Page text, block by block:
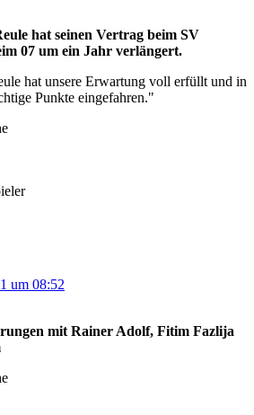
hat seinen Vertrag beim SV
07 um ein Jahr verlängert.
hat unsere Erwartung voll erfüllt und in
Punkte eingefahren."
um 08:52
mit Rainer Adolf, Fitim Fazlija